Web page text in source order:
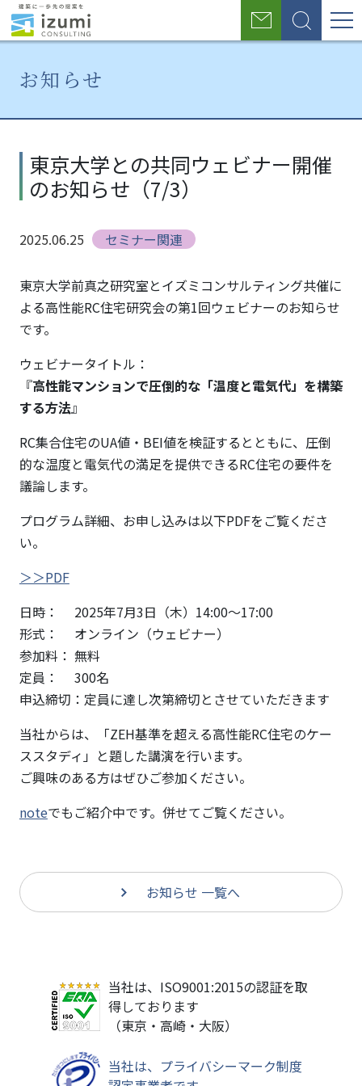
グ
ロ
ー
ビ
ゲ
シ
ョ
ン
お
問
検
索
お知らせ
ら
せ
共同ウ
ェビナ
らせ
東京大学との共同ウェビナー開催
のお知らせ（7/3）
2025.06.25 セミナー関連
東京大学前真之研究室とイズミコンサルティング共催に
よる高性能RC住宅研究会の第1回ウェビナーのお知らせ
です。
ウェビナータイトル：
『高性能マンションで圧倒的な「温度と電気代」を構築
する方法』
RC集合住宅のUA値・BEI値を検証するとともに、圧倒
的な温度と電気代の満足を提供できるRC住宅の要件を
議論します。
プログラム詳細、お申し込みは以下PDFをご覧くださ
い。
＞＞PDF
日時： 2025年7月3日（木）14:00～17:00
形式： オンライン（ウェビナー）
参加料： 無料
定員： 300名
申込締切：定員に達し次第締切とさせていただきます
当社からは、「ZEH基準を超える高性能RC住宅のケー
ススタディ」と題した講演を行います。
ご興味のある方はぜひご参加ください。
noteでもご紹介中です。併せてご覧ください。
お知らせ 一覧へ
当社は、ISO9001:2015の認証を取
得しております
（東京・高崎・大阪）
当社は、プライバシーマーク制度